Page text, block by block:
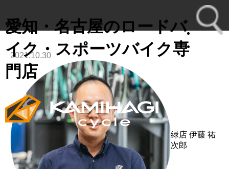
愛知・名古屋のロードバ
イク・スポーツバイク専
門店
2021.10.30
緑店 伊藤 祐
次郎